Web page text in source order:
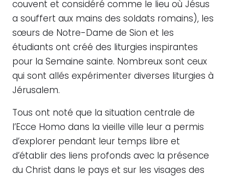
couvent et considéré comme le lieu où Jésus
a souffert aux mains des soldats romains), les
sœurs de Notre-Dame de Sion et les
étudiants ont créé des liturgies inspirantes
pour la Semaine sainte. Nombreux sont ceux
qui sont allés expérimenter diverses liturgies à
Jérusalem.
Tous ont noté que la situation centrale de
l’Ecce Homo dans la vieille ville leur a permis
d’explorer pendant leur temps libre et
d’établir des liens profonds avec la présence
du Christ dans le pays et sur les visages des